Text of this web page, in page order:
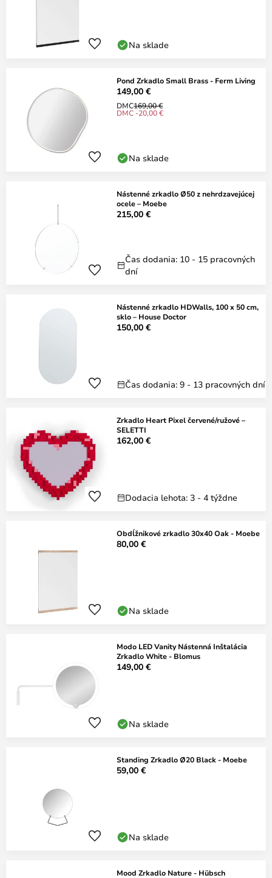
Na sklade
Pond Zrkadlo Small Brass - Ferm Living
149,00 €
DMC169,00 €
DMC -20,00 €
Na sklade
Nástenné zrkadlo Ø50 z nehrdzavejúcej
ocele – Moebe
215,00 €
Čas dodania: 10 - 15 pracovných
dní
Nástenné zrkadlo HDWalls, 100 x 50 cm,
sklo – House Doctor
150,00 €
Čas dodania: 9 - 13 pracovných dní
Zrkadlo Heart Pixel červené/ružové –
SELETTI
162,00 €
Dodacia lehota: 3 - 4 týždne
Obdĺžnikové zrkadlo 30x40 Oak - Moebe
80,00 €
Na sklade
Modo LED Vanity Nástenná Inštalácia
Zrkadlo White - Blomus
149,00 €
Na sklade
Standing Zrkadlo Ø20 Black - Moebe
59,00 €
Na sklade
Mood Zrkadlo Nature - Hübsch